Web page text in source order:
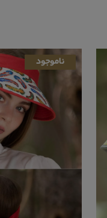
ناموجود